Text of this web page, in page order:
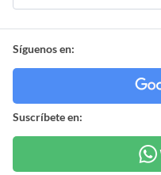
Síguenos en:
Suscríbete en: